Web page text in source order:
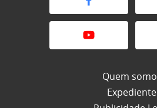
Quem
Expediente